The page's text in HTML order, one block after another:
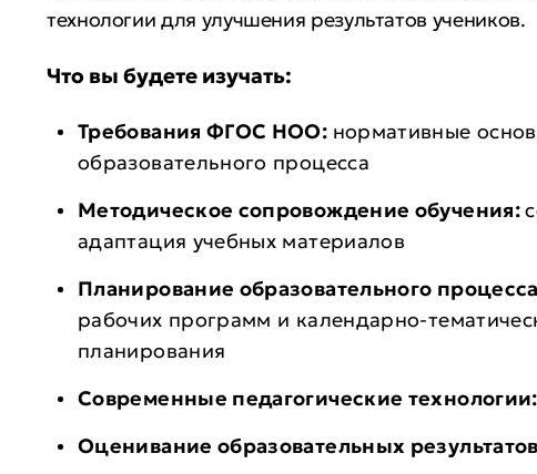
технологии для улучшения результатов учеников.
Что вы будете изучать:
Требования ФГОС НОО: нормативные
образовательного процесса
Методическое сопровождение обучения:
адаптация учебных материалов
Планирование образовательного
рабочих программ и календарно-
планирования
Современные педагогические технологии:
Оценивание образовательных